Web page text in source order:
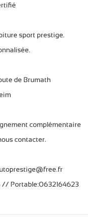
sport prestige.
de Brumath
complémentaire
contacter.
// Portable:0632164623